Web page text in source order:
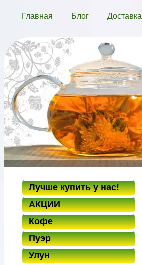
Главная Блог Доставка
Лучше купить у нас!
АКЦИИ
Кофе
Пуэр
Улун